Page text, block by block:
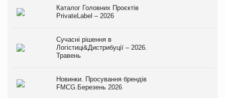
Каталог Головних Проєктів
PrivateLabel – 2026
Сучасні рішення в
Логістиці&Дистрибуції – 2026.
Травень
Новинки. Просування брендів
FMCG.Березень 2026